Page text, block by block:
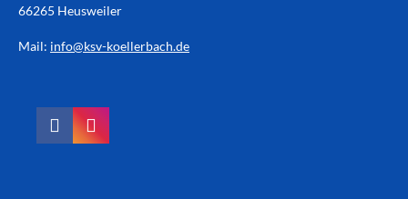
66265 Heusweiler
Mail: info@ksv-koellerbach.de